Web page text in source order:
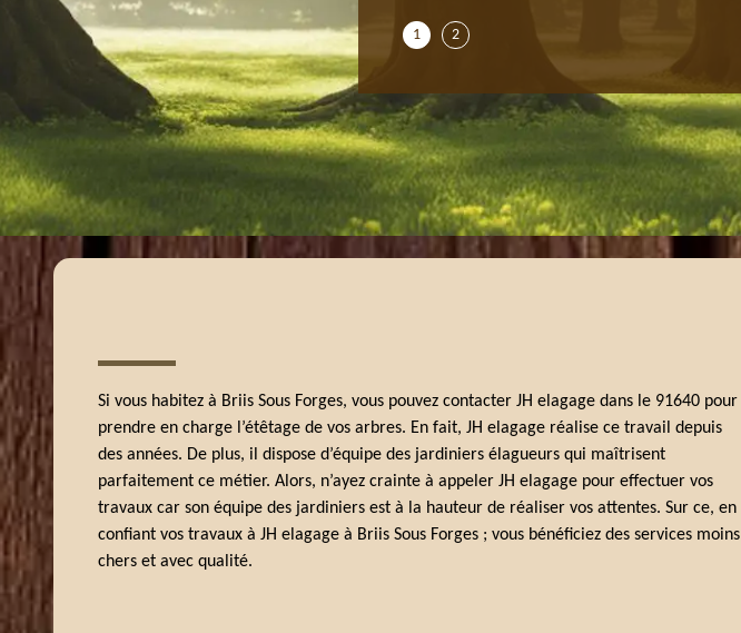
1 2
Si vous habitez à Briis Sous Forges, vous pouvez contacter JH elagage dans le 91640 pour
prendre en charge l’étêtage de vos arbres. En fait, JH elagage réalise ce travail depuis
des années. De plus, il dispose d’équipe des jardiniers élagueurs qui maîtrisent
parfaitement ce métier. Alors, n’ayez crainte à appeler JH elagage pour effectuer vos
travaux car son équipe des jardiniers est à la hauteur de réaliser vos attentes. Sur ce, en
confiant vos travaux à JH elagage à Briis Sous Forges ; vous bénéficiez des services moins
chers et avec qualité.